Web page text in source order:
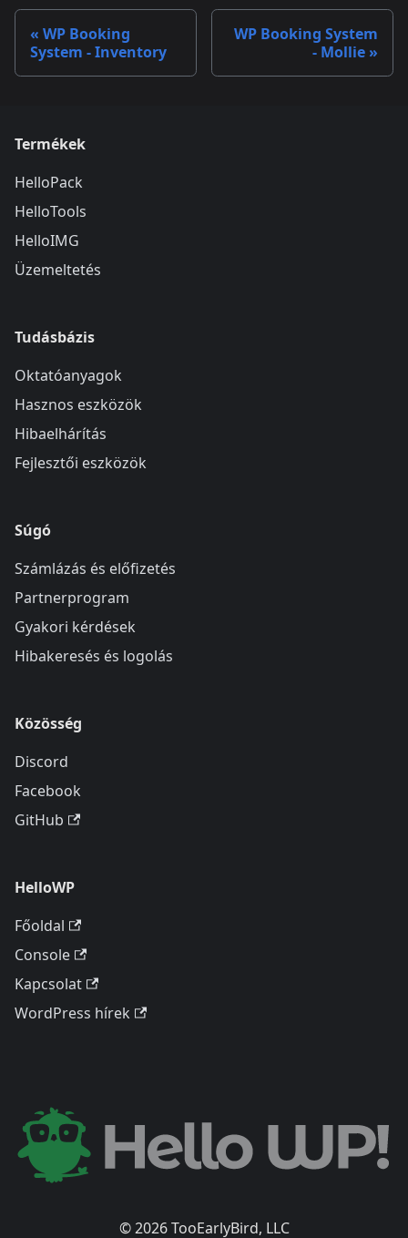
WP Booking
System - Inventory
WP Booking System
- Mollie
Termékek
HelloPack
HelloTools
HelloIMG
Üzemeltetés
Tudásbázis
Oktatóanyagok
Hasznos eszközök
Hibaelhárítás
Fejlesztői eszközök
Súgó
Számlázás és előfizetés
Partnerprogram
Gyakori kérdések
Hibakeresés és logolás
Közösség
Discord
Facebook
GitHub
HelloWP
Főoldal
Console
Kapcsolat
WordPress hírek
© 2026 TooEarlyBird, LLC